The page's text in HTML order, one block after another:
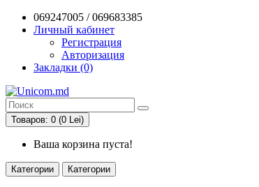
069247005 / 069683385
Личный кабинет
Регистрация
Авторизация
Закладки (0)
Товаров: 0 (0 Lei)
Ваша корзина пуста!
Категории Категории